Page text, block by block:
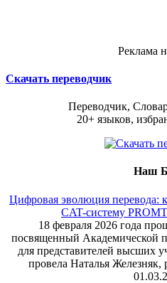
Реклама
Скачать переводчик
Переводчик,
20+ языков,
Наш
Цифровая эволюция перевода:
CAT-систему
18 февраля 2026 года
посвященный Академической
для представителей высших
провела Наталья Железняк,